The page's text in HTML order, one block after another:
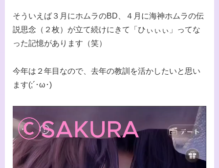
そういえば３月にホムラのBD、４月に海神ホムラの伝
説思念（２枚）が立て続けにきて「ひぃぃぃ」ってな
った記憶があります（笑）
今年は２年目なので、去年の教訓を活かしたいと思い
ます(;´･ω･)